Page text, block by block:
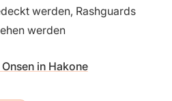
werden, Rashguards
werden
in Hakone